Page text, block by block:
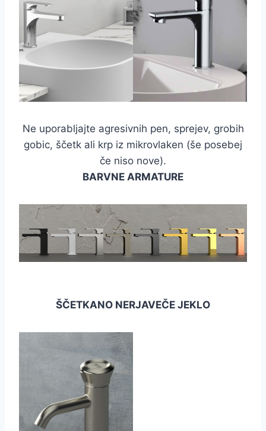
Ne uporabljajte agresivnih pen, sprejev, grobih
gobic, ščetk ali krp iz mikrovlaken (še posebej
če niso nove).
BARVNE ARMATURE
ŠČETKANO NERJAVEČE JEKLO